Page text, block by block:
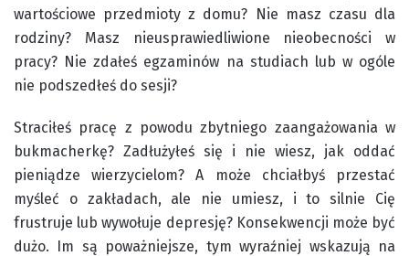
wartościowe przedmioty z domu? Nie masz czasu dla
rodziny? Masz nieusprawiedliwione nieobecności w
pracy? Nie zdałeś egzaminów na studiach lub w ogóle
nie podszedłeś do sesji?
Straciłeś pracę z powodu zbytniego zaangażowania w
bukmacherkę? Zadłużyłeś się i nie wiesz, jak oddać
pieniądze wierzycielom? A może chciałbyś przestać
myśleć o zakładach, ale nie umiesz, i to silnie Cię
frustruje lub wywołuje depresję? Konsekwencji może być
dużo. Im są poważniejsze, tym wyraźniej wskazują na